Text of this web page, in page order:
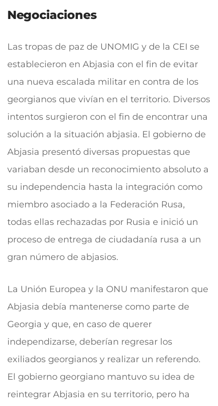
Negociaciones
Las tropas de paz de UNOMIG y de la CEI se
establecieron en Abjasia con el fin de evitar
una nueva escalada militar en contra de los
georgianos que vivían en el territorio. Diversos
intentos surgieron con el fin de encontrar una
solución a la situación abjasia. El gobierno de
Abjasia presentó diversas propuestas que
variaban desde un reconocimiento absoluto a
su independencia hasta la integración como
miembro asociado a la Federación Rusa,
todas ellas rechazadas por Rusia e inició un
proceso de entrega de ciudadanía rusa a un
gran número de abjasios.
La Unión Europea y la ONU manifestaron que
Abjasia debía mantenerse como parte de
Georgia y que, en caso de querer
independizarse, deberían regresar los
exiliados georgianos y realizar un referendo.
El gobierno georgiano mantuvo su idea de
reintegrar Abjasia en su territorio, pero ha